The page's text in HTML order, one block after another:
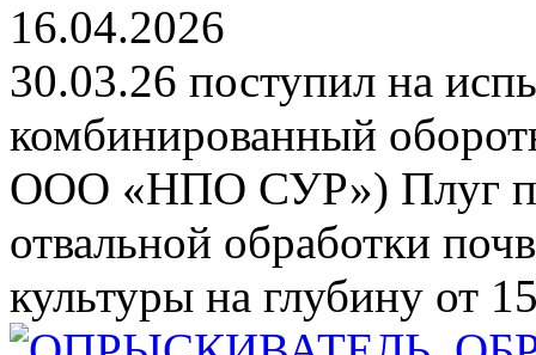
16.04.2026
30.03.26 поступил на
комбинированный
ООО «НПО СУР») Плуг
отвальной обработки
культуры на глубину от